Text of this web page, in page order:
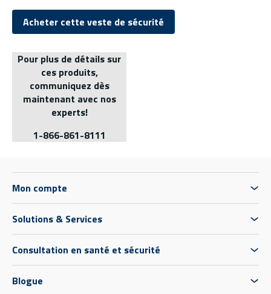
Acheter cette veste de sécurité
Pour plus de détails sur
ces produits,
communiquez dès
maintenant avec nos
experts!
1-866-861-8111
Mon compte
Solutions & Services
Consultation en santé et sécurité
Blogue